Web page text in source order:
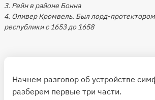
3. Рейн в районе Бонна
4. Оливер Кромвель. Был лорд-
республики с 1653 до 1658
Начнем разговор об устройстве
разберем первые три части.